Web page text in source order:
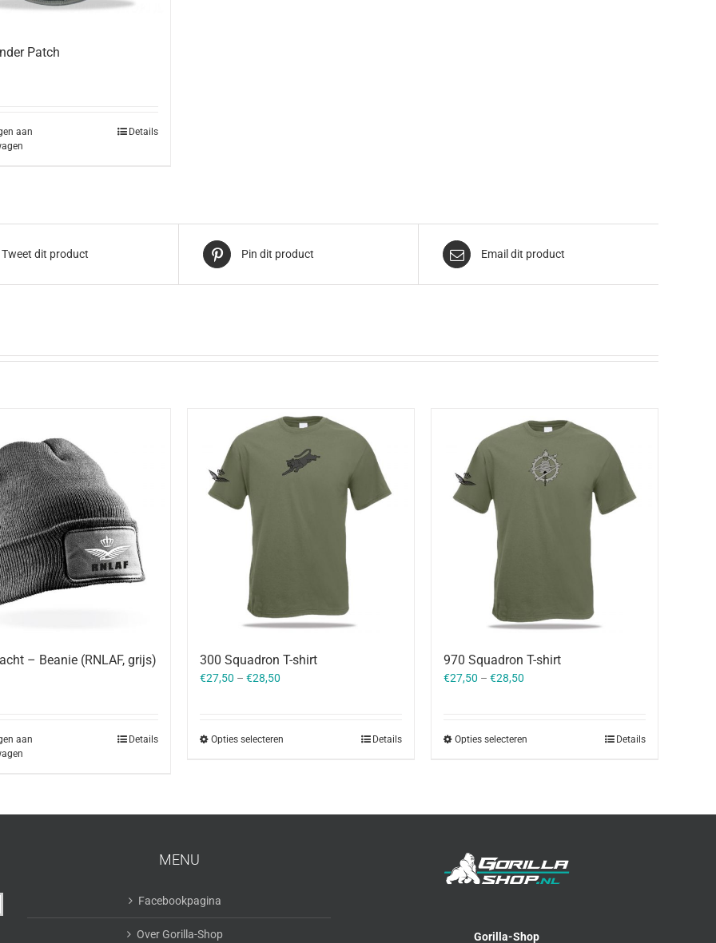
Patch
aan
Details
Tweet dit product Pin dit product Email dit product
– Beanie (RNLAF, grijs)
aan
Details
300 Squadron T-shirt
€27,50 – €28,50
Opties selecteren Details
970 Squadron T-shirt
€27,50 – €28,50
Opties selecteren Details
MENU
Facebookpagina
Over Gorilla-Shop Gorilla-Shop